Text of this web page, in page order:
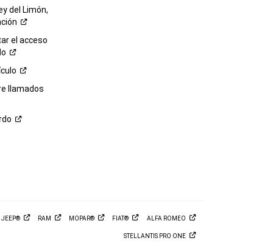
del Limón,
el acceso
llamados
JEEP® RAM MOPAR® FIAT® ALFA ROMEO
STELLANTIS PRO ONE